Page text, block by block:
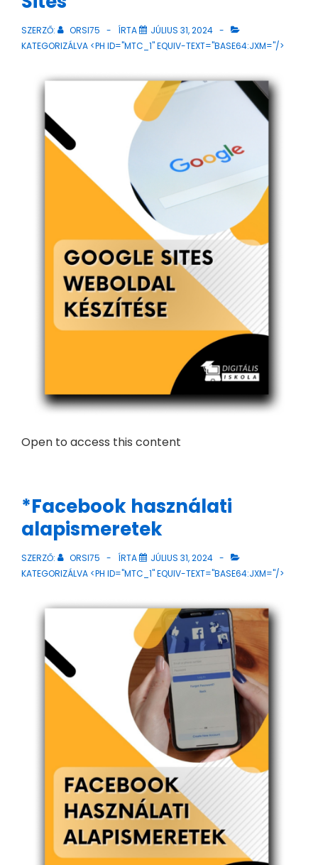
SZERZŐ: ORSI75 ÍRTA
JÚLIUS 31, 2024
KATEGORIZÁLVA <PH ID="MTC_1" EQUIV-TEXT="BASE64:JXM="/>
Open to access this content
*Facebook használati
alapismeretek
SZERZŐ: ORSI75 ÍRTA
JÚLIUS 31, 2024
KATEGORIZÁLVA <PH ID="MTC_1" EQUIV-TEXT="BASE64:JXM="/>